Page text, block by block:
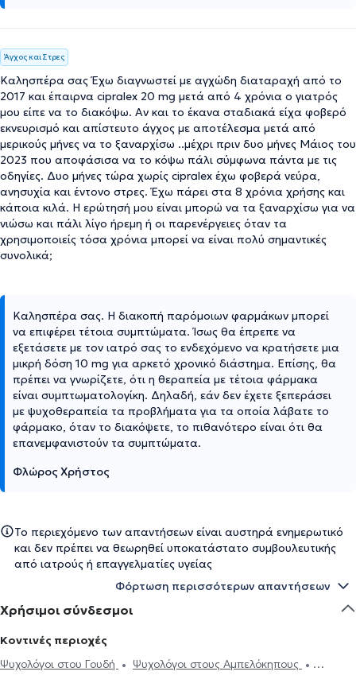
Άγχος και Στρες
Καλησπέρα σας Έχω διαγνωστεί με αγχώδη διαταραχή από το
2017 και έπαιρνα cipralex 20 mg μετά από 4 χρόνια ο γιατρός
μου είπε να το διακόψω. Αν και το έκανα σταδιακά είχα φοβερό
εκνευρισμό και απίστευτο άγχος με αποτέλεσμα μετά από
μερικούς μήνες να το ξαναρχίσω ..μέχρι πριν δυο μήνες Μάιος του
2023 που αποφάσισα να το κόψω πάλι σύμφωνα πάντα με τις
οδηγίες. Δυο μήνες τώρα χωρίς cipralex έχω φοβερά νεύρα,
ανησυχία και έντονο στρες. Έχω πάρει στα 8 χρόνια χρήσης και
κάποια κιλά. Η ερώτησή μου είναι μπορώ να τα ξαναρχίσω για να
νιώσω και πάλι λίγο ήρεμη ή οι παρενέργειες όταν τα
χρησιμοποιείς τόσα χρόνια μπορεί να είναι πολύ σημαντικές
συνολικά;
Καλησπέρα σας. Η διακοπή παρόμοιων φαρμάκων μπορεί
να επιφέρει τέτοια συμπτώματα. Ίσως θα έπρεπε να
εξετάσετε με τον ιατρό σας το ενδεχόμενο να κρατήσετε μια
μικρή δόση 10 mg για αρκετό χρονικό διάστημα. Επίσης, θα
πρέπει να γνωρίζετε, ότι η θεραπεία με τέτοια φάρμακα
είναι συμπτωματολογίκη. Δηλαδή, εάν δεν έχετε ξεπεράσει
με ψυχοθεραπεία τα προβλήματα για τα οποία λάβατε το
φάρμακο, όταν το διακόψετε, το πιθανότερο είναι ότι θα
επανεμφανιστούν τα συμπτώματα.
Φλώρος Χρήστος
Το περιεχόμενο των απαντήσεων είναι αυστηρά ενημερωτικό
και δεν πρέπει να θεωρηθεί υποκατάστατο συμβουλευτικής
από ιατρούς ή επαγγελματίες υγείας
Φόρτωση περισσότερων απαντήσεων
Χρήσιμοι σύνδεσμοι
Κοντινές περιοχές
Ψυχολόγοι στου Γουδή
Ψυχολόγοι στους Αμπελόκηπους